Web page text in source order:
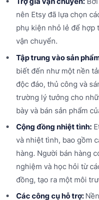
nên Etsy đã lựa chọn
phụ kiện nhỏ lẻ để hợp
vận chuyển.
Tập trung vào sản
biết đến như một nền
độc đáo, thủ công và
trường lý tưởng cho
bày và bán sản phẩm
Cộng đồng nhiệt tình:
và nhiệt tình, bao gồm
hàng. Người bán hàng
nghiệm và học hỏi từ
đồng, tạo ra một môi
Các công cụ hỗ trợ: